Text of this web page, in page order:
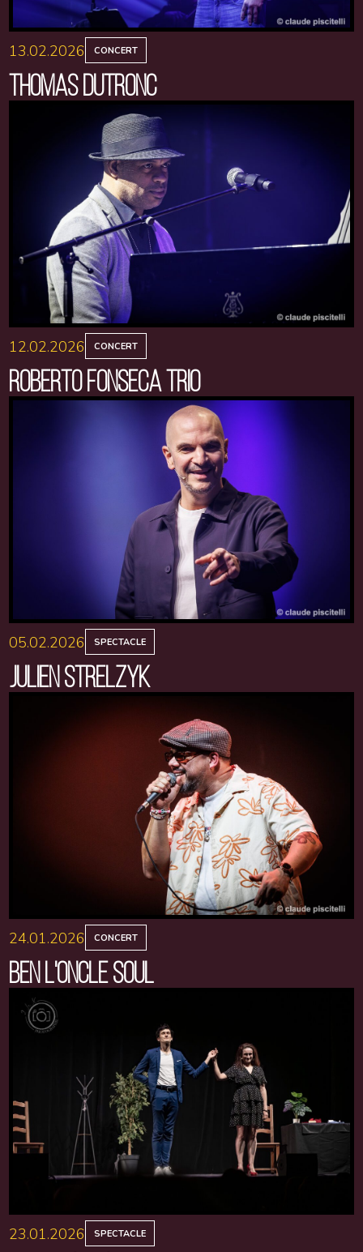
13.02.2026 CONCERT
THOMAS DUTRONC
12.02.2026 CONCERT
ROBERTO FONSECA TRIO
05.02.2026 SPECTACLE
JULIEN STRELZYK
24.01.2026 CONCERT
BEN L'ONCLE SOUL
23.01.2026 SPECTACLE